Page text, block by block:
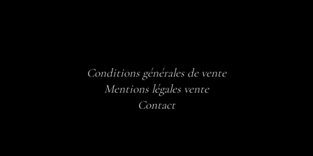
Conditions générales de vente
Mentions légales vente
Contact